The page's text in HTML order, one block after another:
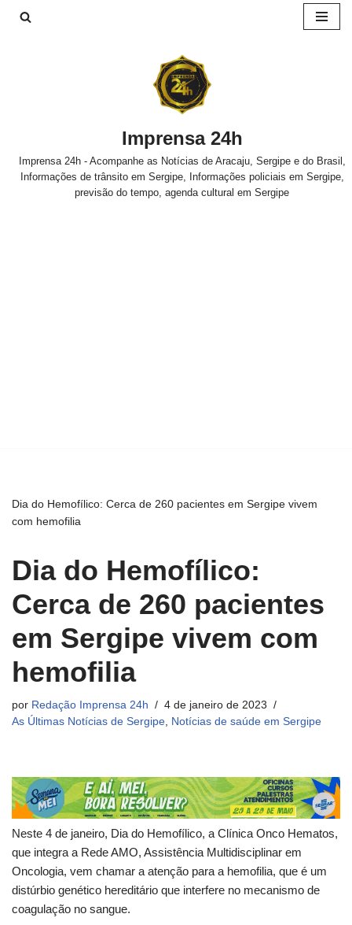
Imprensa 24h
Imprensa 24h - Acompanhe as Notícias de Aracaju, Sergipe e do Brasil,
Informações de trânsito em Sergipe, Informações policiais em Sergipe,
previsão do tempo, agenda cultural em Sergipe
Dia do Hemofílico: Cerca de 260 pacientes em Sergipe vivem
com hemofilia
Dia do Hemofílico:
Cerca de 260 pacientes
em Sergipe vivem com
hemofilia
por Redação Imprensa 24h
4 de janeiro de 2023
As Últimas Notícias de Sergipe, Notícias de saúde em Sergipe
Neste 4 de janeiro, Dia do Hemofílico, a Clínica Onco Hematos,
que integra a Rede AMO, Assistência Multidisciplinar em
Oncologia, vem chamar a atenção para a hemofilia, que é um
distúrbio genético hereditário que interfere no mecanismo de
coagulação no sangue.